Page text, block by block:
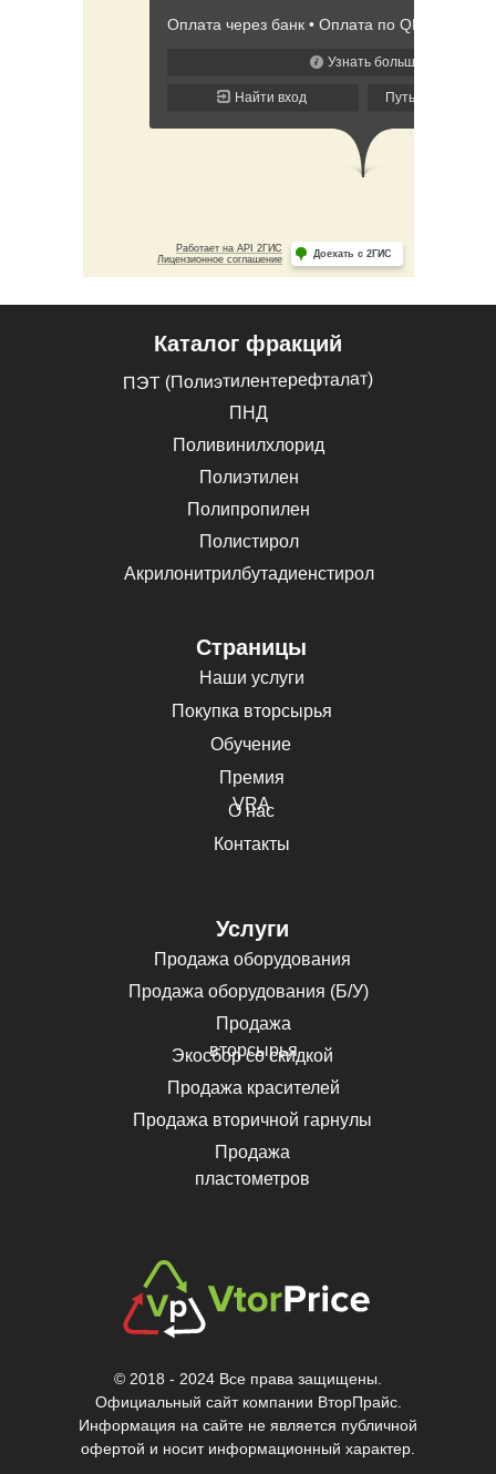
© 2018 - 2024 Все права защищены.
Официальный сайт компании ВторПрайс.
Информация на сайте не является публичной
офертой и носит информационный характер.
Каталог фракций
Страницы
ПЭТ (Полиэтилентерефталат)
Наши услуги
ПНД
Обучение
Поливинилхлорид
Премия
VRA
Полиэтилен
О нас
Полипропилен
Контакты
Полистирол
Акрилонитрилбутадиенстирол
Услуги
Покупка вторсырья
Продажа
вторсырья
Продажа оборудования
Экосбор со скидкой
Продажа вторичной гарнулы
Продажа красителей
Продажа
пластометров
Продажа оборудования (Б/У)